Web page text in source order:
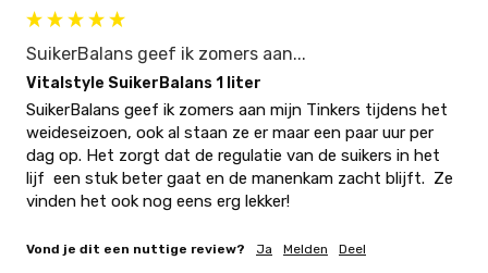
SuikerBalans geef ik zomers aan...
Vitalstyle SuikerBalans 1 liter
SuikerBalans geef ik zomers aan mijn Tinkers tijdens het
weideseizoen, ook al staan ze er maar een paar uur per
dag op. Het zorgt dat de regulatie van de suikers in het
lijf  een stuk beter gaat en de manenkam zacht blijft.  Ze
vinden het ook nog eens erg lekker!
Vond je dit een nuttige review? Ja Melden Deel